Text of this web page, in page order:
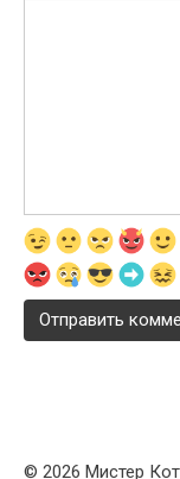
© 2026 Мистер